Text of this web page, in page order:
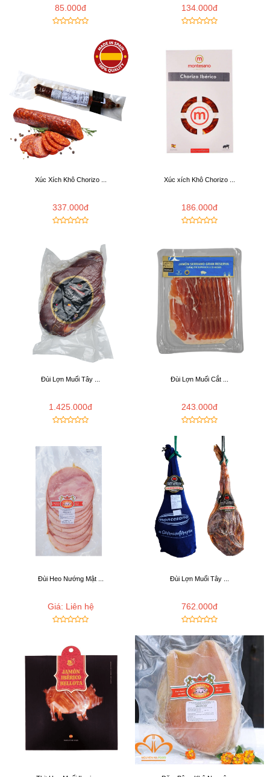
85.000đ 134.000đ
Xúc Xích Khô Chorizo ...
337.000đ
Xúc xích Khô Chorizo ...
186.000đ
Đùi Lợn Muối Tây ...
1.425.000đ
Đùi Lợn Muối Cắt ...
243.000đ
Đùi Heo Nướng Mật ...
Giá: Liên hệ
Đùi Lợn Muối Tây ...
762.000đ